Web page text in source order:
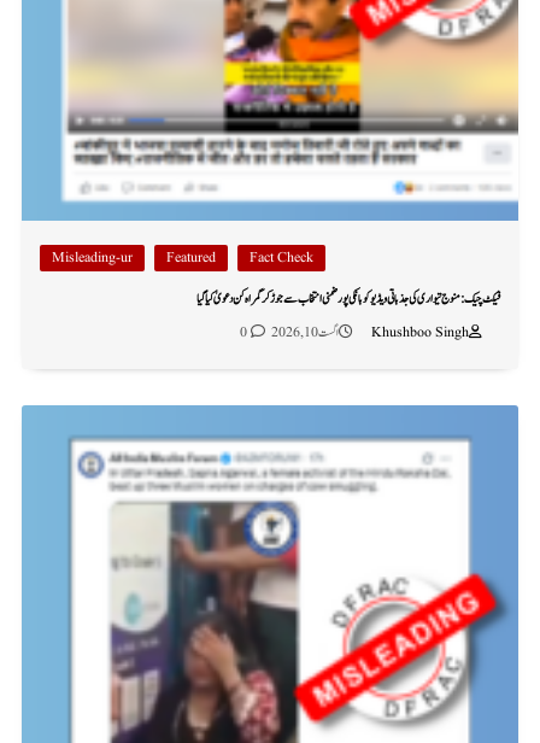
Fact Check
Featured
Misleading-ur
فیکٹ چیک: منوج تیواری کی جذباتی ویڈیو کو بانکی پور ضمنی انتخاب سے جوڑ کر گمراہ کن دعویٰ کیا گیا
Khushboo Singh
اگست 10, 2026 0